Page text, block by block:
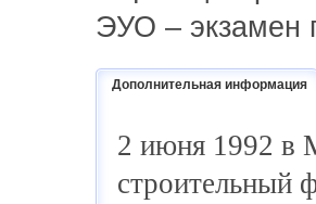
ЭУО – экзамен
Дополнительная информация
2 июня 1992 в
строительный